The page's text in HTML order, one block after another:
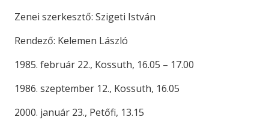
Zenei szerkesztő: Szigeti István
Rendező: Kelemen László
1985. február 22., Kossuth, 16.05 – 17.00
1986. szeptember 12., Kossuth, 16.05
2000. január 23., Petőfi, 13.15